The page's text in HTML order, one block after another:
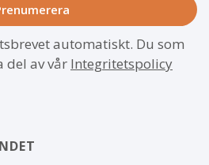
automatiskt. Du som
del av vår Integritetspolicy